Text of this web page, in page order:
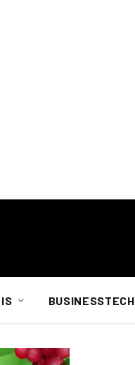
BUSINESSTECH